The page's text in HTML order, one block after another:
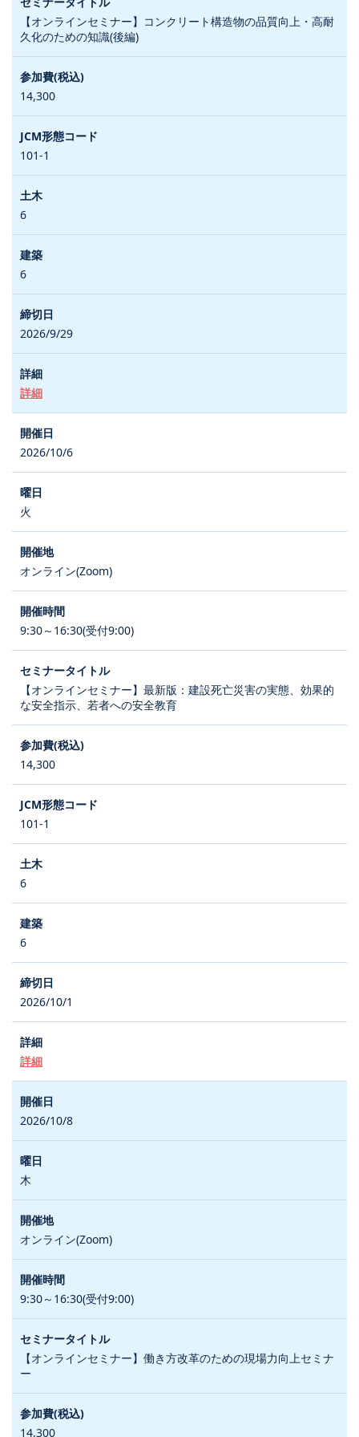
【オンラインセミナー】コンクリート構造物の品質向上・高耐
久化のための知識(後編)
14,300
101-1
6
6
2026/9/29
詳細
2026/10/6
火
オンライン(Zoom)
9:30～16:30(受付9:00)
【オンラインセミナー】最新版：建設死亡災害の実態、効果的
な安全指示、若者への安全教育
14,300
101-1
6
6
2026/10/1
詳細
2026/10/8
木
オンライン(Zoom)
9:30～16:30(受付9:00)
【オンラインセミナー】働き方改革のための現場力向上セミナ
ー
14,300